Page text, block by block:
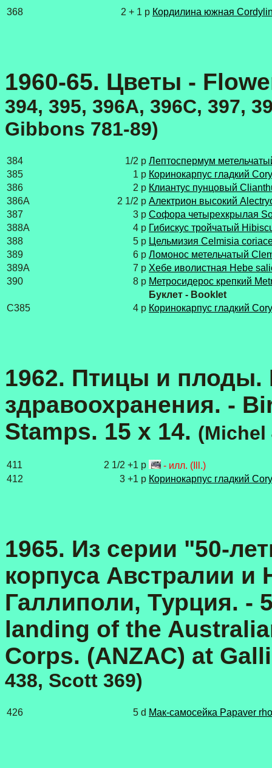
368 2 + 1 p Кордилина южная
1960-65. Цветы -
394, 395, 396A, 396C, 397,
Gibbons 781-89)
384 1/2 p Лептоспермум
385
1 p Коринокарпус гладкий
386
2 p Клиантус пунцовый
386A
2 1/2 p Алектрион высокий
387
3 p Софора четырехкрылая
388A
4 p Гибискус тройчатый
388
5 p Цельмизия Celmisia
389
6 p Ломонос метельчатый
389A
7 p Хебе иволистная Hebe
390
8 p Метросидерос крепкий
Буклет - Booklet
C385
4 p Коринокарпус гладкий
1962. Птицы и плоды.
здравоохранения. -
Stamps. 15 x 14. (Michel
411 2 1/2 +1 p
- илл. (Ill.)
412
3 +1 p Коринокарпус гладкий
1965. Из серии "50-
корпуса Австралии и
Галлиполи, Турция. -
landing of the
Corps. (ANZAC) at
438, Scott 369)
426 5 d Мак-самосейка Papaver